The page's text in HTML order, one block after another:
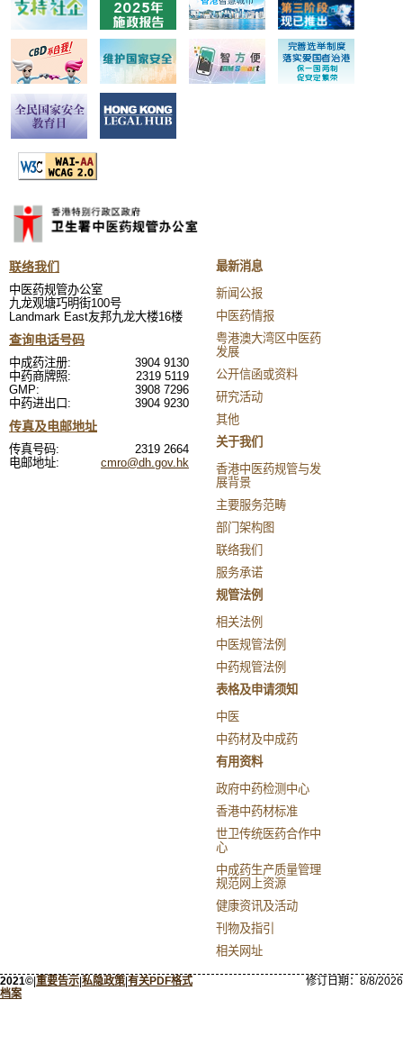
联络我们
中医药规管办公室
九龙观塘巧明街100号
Landmark East友邦九龙大楼16楼
查询电话号码
中成药注册:
3904 9130
中药商牌照:
2319 5119
GMP:
3908 7296
中药进出口:
3904 9230
传真及电邮地址
传真号码:
2319 2664
电邮地址:
cmro@dh.gov.hk
最新消息
新闻公报
中医药情报
粤港澳大湾区中医药
发展
公开信函或资料
研究活动
其他
关于我们
香港中医药规管与发
展背景
主要服务范畴
部门架构图
联络我们
服务承诺
规管法例
相关法例
中医规管法例
中药规管法例
表格及申请须知
中医
中药材及中成药
有用资料
政府中药检测中心
香港中药材标准
世卫传统医药合作中
心
中成药生产质量管理
规范网上资源
健康资讯及活动
刊物及指引
相关网址
2021© 重要告示 私隐政策 有关PDF格式
档案
修订日期： 8/8/2026